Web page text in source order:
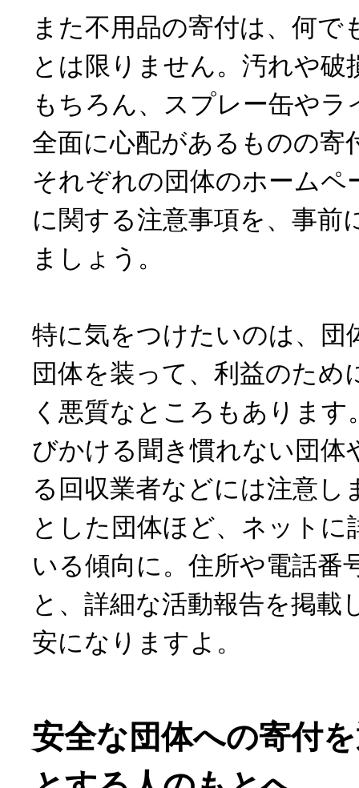
また不用品の寄付は、何で
とは限りません。汚れや破
もちろん、スプレー缶や
全面に心配があるものの寄
それぞれの団体のホームペ
に関する注意事項を、事前
ましょう。
特に気をつけたいのは、団
団体を装って、利益のため
く悪質なところもあります
びかける聞き慣れない団体
る回収業者などには注意し
とした団体ほど、ネットに
いる傾向に。住所や電話番
と、詳細な活動報告を掲載
安になりますよ。
安全な団体への寄付